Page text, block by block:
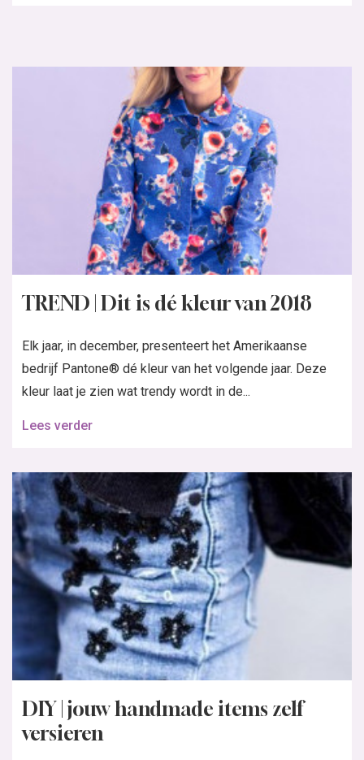
TREND | Dit is dé kleur van 2018
Elk jaar, in december, presenteert het Amerikaanse
bedrijf Pantone® dé kleur van het volgende jaar. Deze
kleur laat je zien wat trendy wordt in de...
Lees verder
DIY | jouw handmade items zelf
versieren